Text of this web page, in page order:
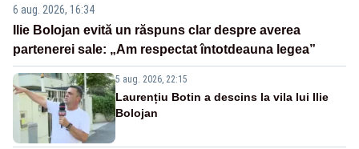
6 aug. 2026, 16:34
Ilie Bolojan evită un răspuns clar despre averea
partenerei sale: „Am respectat întotdeauna legea”
5 aug. 2026, 22:15
Laurențiu Botin a descins la vila lui Ilie
Bolojan